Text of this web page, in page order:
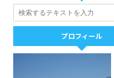
プロフィール